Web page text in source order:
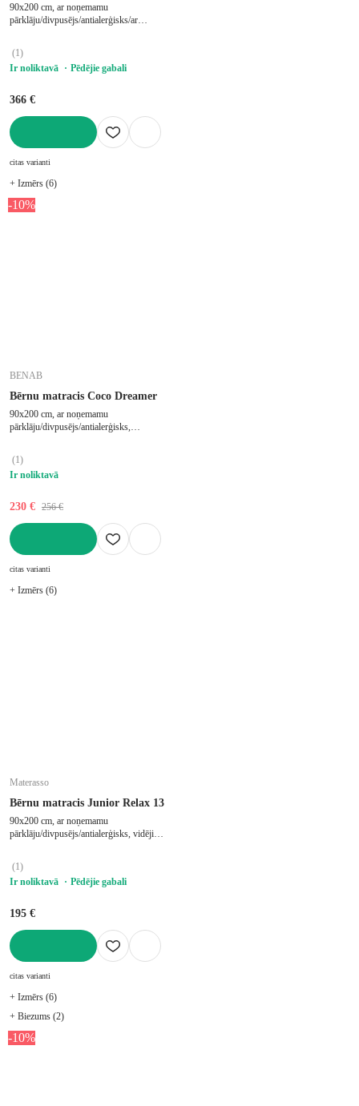
90x200 cm, ar noņemamu
pārklāju/divpusējs/antialerģisks/ar
cm, slodze 90 kg
(1)
Ir noliktavā
Pēdējie gabali
366 €
citas varianti
+ Izmērs (6)
-10%
BENAB
Bērnu matracis Coco Dreamer
90x200 cm, ar noņemamu
pārklāju/divpusējs/antialerģisks,
(1)
Ir noliktavā
230 € 256 €
citas varianti
+ Izmērs (6)
Materasso
Bērnu matracis Junior Relax 13
90x200 cm, ar noņemamu
pārklāju/divpusējs/antialerģisks, vidēji
(1)
Ir noliktavā
Pēdējie gabali
195 €
citas varianti
+ Izmērs (6)
+ Biezums (2)
-10%